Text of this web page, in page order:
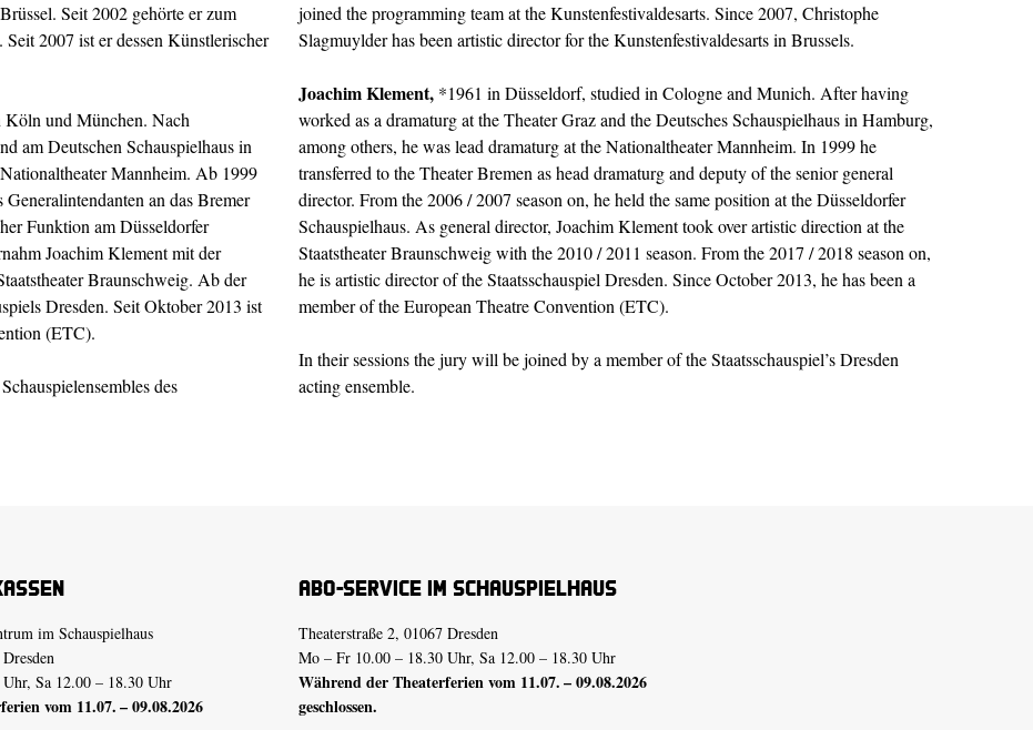
Seit 2002 gehörte er zum
2007 ist er dessen Künstlerischer
und München. Nach
am Deutschen Schauspielhaus in
Mannheim. Ab 1999
an das Bremer
Funktion am Düsseldorfer
Joachim Klement mit der
Braunschweig. Ab der
Dresden. Seit Oktober 2013 ist
(ETC).
des
joined the programming team at the Kunstenfestivaldesarts. Since 2007, Christophe
Slagmuylder has been artistic director for the Kunstenfestivaldesarts in Brussels.
Joachim Klement, *1961 in Düsseldorf, studied in Cologne and Munich. After having
worked as a dramaturg at the Theater Graz and the Deutsches Schauspielhaus in Hamburg,
among others, he was lead dramaturg at the Nationaltheater Mannheim. In 1999 he
transferred to the Theater Bremen as head dramaturg and deputy of the senior general
director. From the 2006 / 2007 season on, he held the same position at the Düsseldorfer
Schauspielhaus. As general director, Joachim Klement took over artistic direction at the
Staatstheater Braunschweig with the 2010 / 2011 season. From the 2017 / 2018 season on,
he is artistic director of the Staatsschauspiel Dresden. Since October 2013, he has been a
member of the European Theatre Convention (ETC).
In their sessions the jury will be joined by a member of the Staatsschauspiel’s Dresden
acting ensemble.
im Schauspielhaus
Sa 12.00 – 18.30 Uhr
vom 11.07. – 09.08.2026
Abo-Service im Schauspielhaus
Theaterstraße 2, 01067 Dresden
Mo – Fr 10.00 – 18.30 Uhr, Sa 12.00 – 18.30 Uhr
Während der Theaterferien vom 11.07. – 09.08.2026
geschlossen.